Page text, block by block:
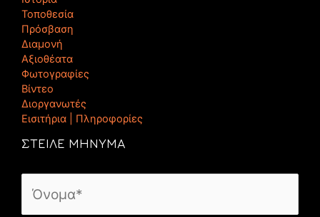
Τοποθεσία
Πρόσβαση
Διαμονή
Αξιοθέατα
Φωτογραφίες
Βίντεο
Διοργανωτές
Εισιτήρια | Πληροφορίες
ΣΤΕΙΛΕ ΜΗΝΥΜΑ